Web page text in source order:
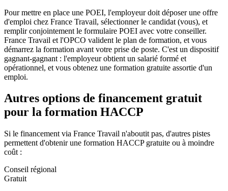
Pour mettre en place une POEI, l'employeur doit déposer une offre
d'emploi chez France Travail, sélectionner le candidat (vous), et
remplir conjointement le formulaire POEI avec votre conseiller.
France Travail et l'OPCO valident le plan de formation, et vous
démarrez la formation avant votre prise de poste. C'est un dispositif
gagnant-gagnant : l'employeur obtient un salarié formé et
opérationnel, et vous obtenez une formation gratuite assortie d'un
emploi.
Autres options de financement gratuit
pour la formation HACCP
Si le financement via France Travail n'aboutit pas, d'autres pistes
permettent d'obtenir une formation HACCP gratuite ou à moindre
coût :
Conseil régional
Gratuit